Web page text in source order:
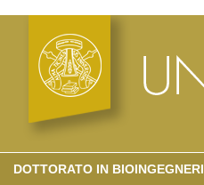
DOTTORATO IN